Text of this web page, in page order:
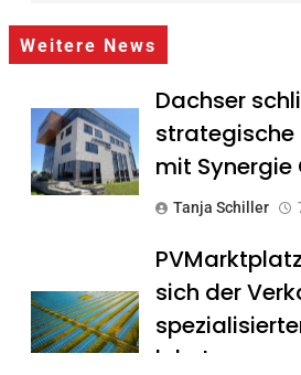
Weitere News
Dachser
strategische
mit
Tanja Schiller
sich der
lohnt